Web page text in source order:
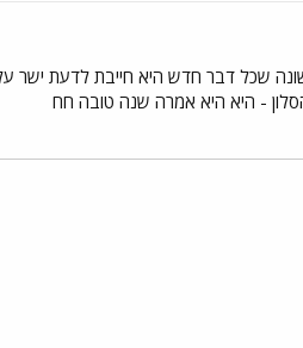
- היא היא אמרה שנה טובה חח